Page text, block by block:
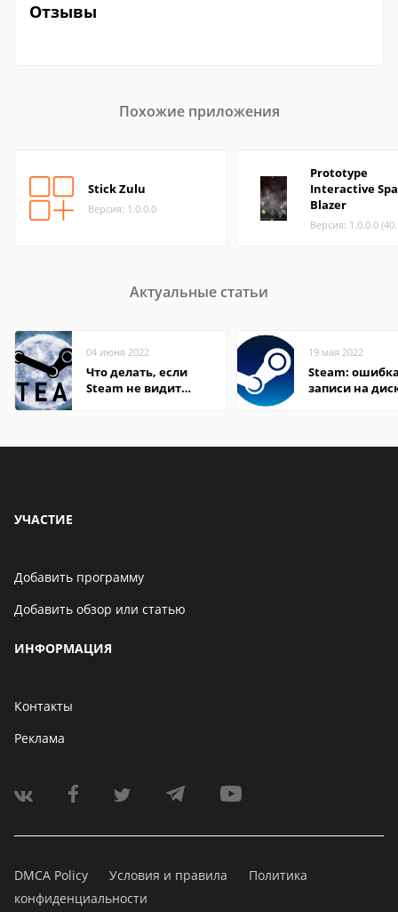
Отзывы
Похожие приложения
Stick Zulu
Версия: 1.0.0.0
Prototype
Interactive
Blazer
Версия: 1.0.0.0
Актуальные статьи
04 июня 2022
Что делать, если
Steam не видит
19 мая 2022
Steam:
записи на
УЧАСТИЕ
Добавить программу
Добавить обзор или статью
ИНФОРМАЦИЯ
Контакты
Реклама
DMCA Policy Условия и правила
Политика
конфиденциальности